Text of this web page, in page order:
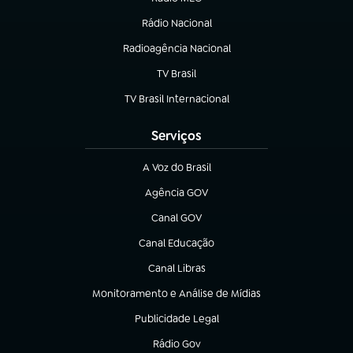
(abre em nova aba)
Rádio Nacional
Radioagência Nacional
(abre em nova aba)
TV Brasil
(abre em nova aba)
TV Brasil Internacional
(abre em nova aba)
Serviços
A Voz do Brasil
(abre em nova aba)
Agência GOV
(abre em nova aba)
Canal GOV
(abre em nova aba)
Canal Educação
(abre em nova aba)
Canal Libras
(abre em nova aba)
Monitoramento e Análise de Mídias
(abre em nova aba)
Publicidade Legal
(abre em nova aba)
Rádio Gov
(abre em nova aba)